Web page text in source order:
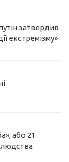
затвердив
екстремізму»
або 21
людства